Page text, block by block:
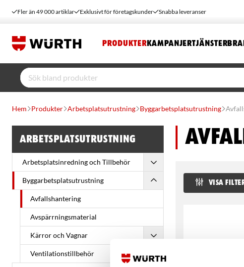
Fler än 49 000 artiklar Exklusivt för företagskunder Snabba leveranser
PRODUKTER KAMPANJERTJÄNSTER
Hem Produkter Arbetsplatsutrustning Byggarbetsplatsutrustning
Arbetsplatsutrustning
Arbetsplatsinredning och Tillbehör
Byggarbetsplatsutrustning
Avfallshantering
Avspärrningsmaterial
Kärror och Vagnar
Ventilationstillbehör
VISA